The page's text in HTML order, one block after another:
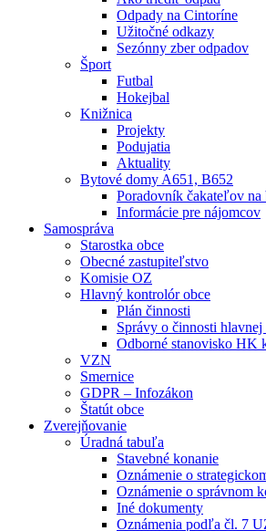
Odpady na Cintoríne
Užitočné odkazy
Sezónny zber odpadov
Šport
Futbal
Hokejbal
Knižnica
Projekty
Podujatia
Aktuality
Bytové domy A651, B652
Poradovník čakateľov na
Informácie pre nájomcov
Samospráva
Starostka obce
Obecné zastupiteľstvo
Komisie OZ
Hlavný kontrolór obce
Plán činnosti
Správy o činnosti
Odborné stanovisko HK
VZN
Smernice
GDPR – Infozákon
Štatút obce
Zverejňovanie
Úradná tabuľa
Stavebné konanie
Oznámenie o
Oznámenie o správnom
Iné dokumenty
Oznámenia podľa čl. 7